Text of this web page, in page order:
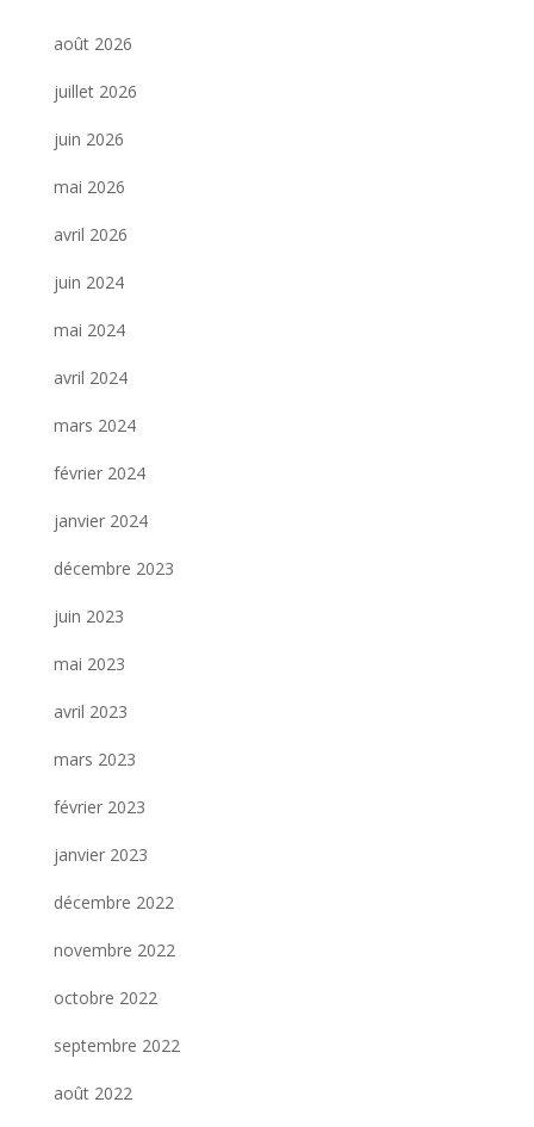
août 2026
juillet 2026
juin 2026
mai 2026
avril 2026
juin 2024
mai 2024
avril 2024
mars 2024
février 2024
janvier 2024
décembre 2023
juin 2023
mai 2023
avril 2023
mars 2023
février 2023
janvier 2023
décembre 2022
novembre 2022
octobre 2022
septembre 2022
août 2022